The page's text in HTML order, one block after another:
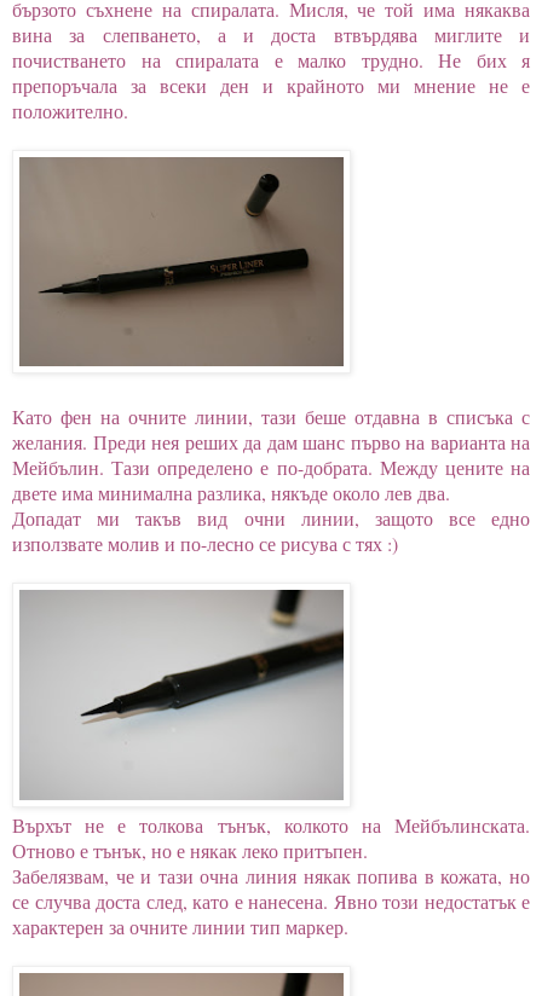
бързото съхнене на спиралата. Мисля, че той има някаква
вина за слепването, а и доста втвърдява миглите и
почистването на спиралата е малко трудно. Не бих я
препоръчала за всеки ден и крайното ми мнение не е
положително.
Като фен на очните линии, тази беше отдавна в списъка с
желания. Преди нея реших да дам шанс първо на варианта на
Мейбълин. Тази определено е по-добрата. Между цените на
двете има минимална разлика, някъде около лев два.
Допадат ми такъв вид очни линии, защото все едно
използвате молив и по-лесно се рисува с тях :)
Върхът не е толкова тънък, колкото на Мейбълинската.
Отново е тънък, но е някак леко притъпен.
Забелязвам, че и тази очна линия някак попива в кожата, но
се случва доста след, като е нанесена. Явно този недостатък е
характерен за очните линии тип маркер.